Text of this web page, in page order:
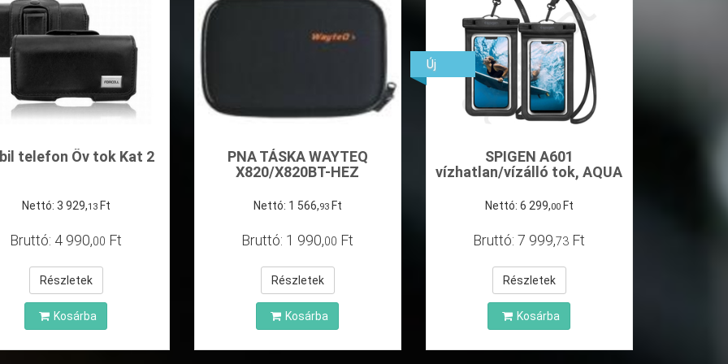
telefon Őv tok Kat 2
Nettó: 3 929,13 Ft
Bruttó: 4 990,00 Ft
Részletek
Kosárba
PNA TÁSKA WAYTEQ
X820/X820BT-HEZ
Nettó: 1 566,93 Ft
Bruttó: 1 990,00 Ft
Részletek
Kosárba
SPIGEN A601
vízhatlan/vízálló tok, AQUA
Nettó: 6 299,00 Ft
Bruttó:7 999,73 Ft
Részletek
Kosárba
Új